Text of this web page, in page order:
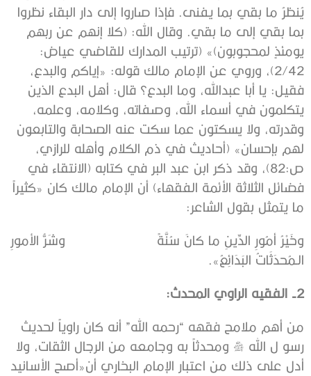
يُنظرُ ما بقي بما يفنى. فإذا صاروا إلى دار البقاء نظروا
بما بقي إلى ما بقي. وقال الله: (كلا إنهم عن ربهم
يومئذٍ لمحجوبون)» (ترتيب المدارك للقاضي عياض:
2/42)، وروي عن الإمام مالك قوله: «إياكم والبدع،
فقيل: يا أبا عبدالله، وما البدع؟ قال: ‌أهل ‌البدع ‌الذين
‌يتكلمون في أسماء الله، وصفاته، وكلامه، وعلمه،
وقدرته، ولا يسكتون عما سكت عنه الصحابة والتابعون
لهم بإحسان» (أحاديث في ذم الكلام وأهله للرازي،
ص:82)، وقد ذكر ابن عبد البر في كتابه (الانتقاء في
فضائل الثلاثة الأئمة الفقهاء) أن الإمام مالك كان «كثيراً
ما يتمثل بقول الشاعر:
وخَيْرُ أمُورِ الدِّينِ ما كانَ سُنَّةً وشَرُّ الأمورِ
الـمُحدَثَاتُ البَدَائِعُ».
2- الفقيه الراوي المحدث:
من أهم ملامح فقهه “رحمه الله” أنه كان راوياً لحديث
رسو ل الله صلى الله عليه وسلم ومحدثاً به وجامعه من الرجال الثقات، ولا
أدل على ذلك من اعتبار الإمام البخاري أن«أصح الأسانيد